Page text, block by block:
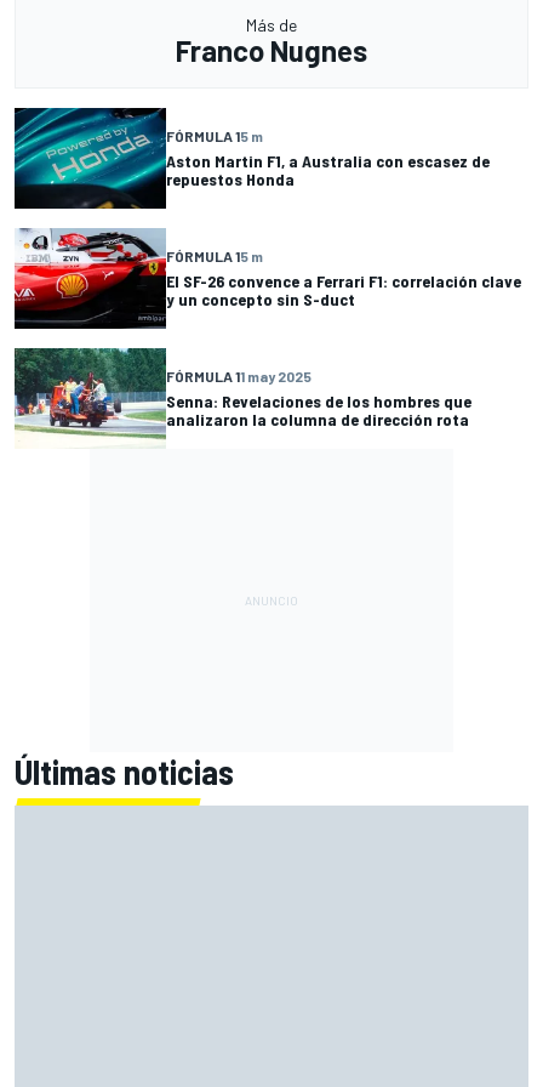
Más de
Franco Nugnes
FÓRMULA 15 m
Aston Martin F1, a Australia con escasez de
repuestos Honda
FÓRMULA 15 m
El SF-26 convence a Ferrari F1: correlación clave
y un concepto sin S-duct
FÓRMULA 11 may 2025
Senna: Revelaciones de los hombres que
analizaron la columna de dirección rota
Últimas noticias